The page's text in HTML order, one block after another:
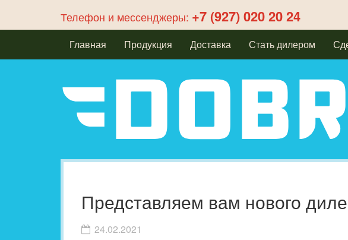
Телефон и мессенджеры: +7 (927) 020 20 24
Главная Продукция Доставка Стать дилером
Представляем вам нового
24.02.2021